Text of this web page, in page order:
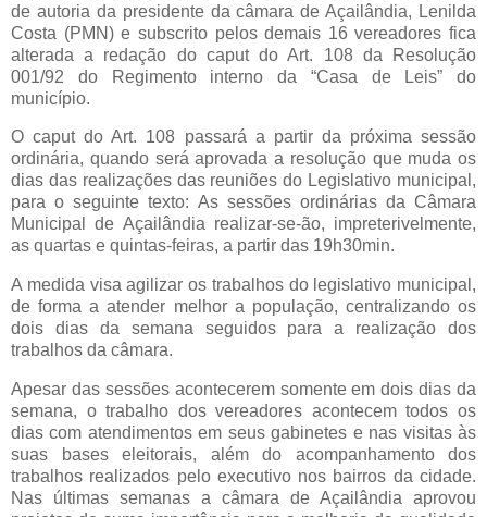
de autoria da presidente da câmara de Açailândia, Lenilda
Costa (PMN) e subscrito pelos demais 16 vereadores fica
alterada a redação do caput do Art. 108 da Resolução
001/92 do Regimento interno da “Casa de Leis” do
município.
O caput do Art. 108 passará a partir da próxima sessão
ordinária, quando será aprovada a resolução que muda os
dias das realizações das reuniões do Legislativo municipal,
para o seguinte texto: As sessões ordinárias da Câmara
Municipal de Açailândia realizar-se-ão, impreterivelmente,
as quartas e quintas-feiras, a partir das 19h30min.
A medida visa agilizar os trabalhos do legislativo municipal,
de forma a atender melhor a população, centralizando os
dois dias da semana seguidos para a realização dos
trabalhos da câmara.
Apesar das sessões acontecerem somente em dois dias da
semana, o trabalho dos vereadores acontecem todos os
dias com atendimentos em seus gabinetes e nas visitas às
suas bases eleitorais, além do acompanhamento dos
trabalhos realizados pelo executivo nos bairros da cidade.
Nas últimas semanas a câmara de Açailândia aprovou